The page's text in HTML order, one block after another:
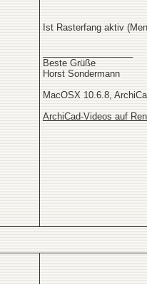
Ist Rasterfang aktiv
Beste Grüße
Horst Sondermann
MacOSX 10.6.8,
ArchiCad-Videos auf